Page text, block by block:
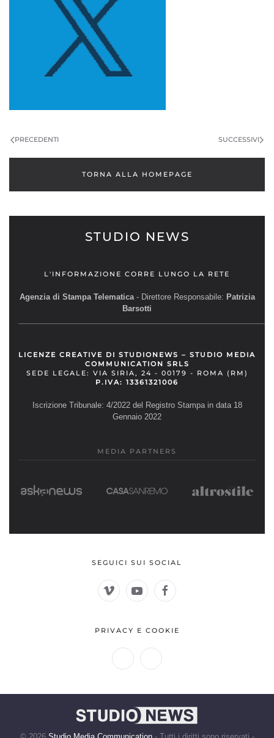
PRECEDENTI SUCCESSIVI
TORNA ALLA HOMEPAGE
STUDIO NEWS
L'INFORMAZIONE CORRE LUNGO LA RETE
Agenzia di Stampa Telematica- Direttore Responsabile: Patrizia
Barsotti
LICENZE CREATIVE DI STUDIONEWS – STUDIO MEDIA
COMMUNICATION SRLS
SEDE LEGALE: VIA SIRIA, 24 - 00179 - ROMA (RM)
P.IVA: 13361321006
Iscrizione Tribunale: 4/2022 del Registro Stampa in data 18
Gennaio 2022
MEDIA PARTNERS
SEGUICI SUI SOCIAL
PRIVACY E COOKIE